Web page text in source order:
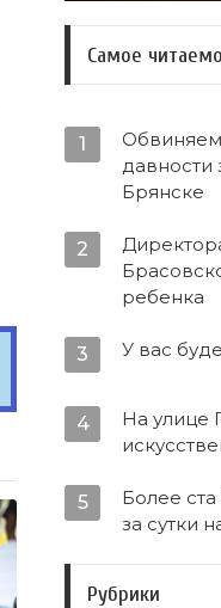
Самое
1
давности
Брянске
2
ребенка
3 У вас
4
На улице
5
Более
за сутки
Рубрики